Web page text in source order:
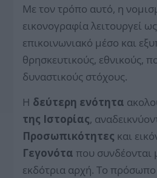
Με τον τρόπο αυτό, η
εικονογραφία λειτουργεί
επικοινωνιακό μέσο και
θρησκευτικούς, εθνικούς,
δυναστικούς στόχους.
Η δεύτερη ενότητα
της Ιστορίας,
Προσωπικότητες και
Γεγονότα που συνδέονται
εκδότρια αρχή. Το